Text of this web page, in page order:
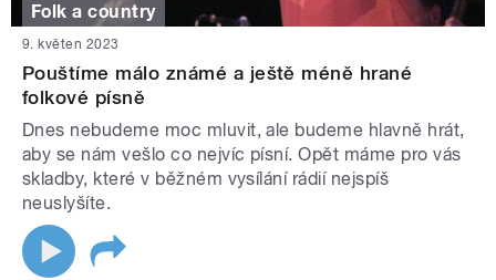
Folk a country
9. květen 2023
Pouštíme málo známé a ještě méně hrané
folkové písně
Dnes nebudeme moc mluvit, ale budeme hlavně hrát,
aby se nám vešlo co nejvíc písní. Opět máme pro vás
skladby, které v běžném vysílání rádií nejspíš
neuslyšíte.